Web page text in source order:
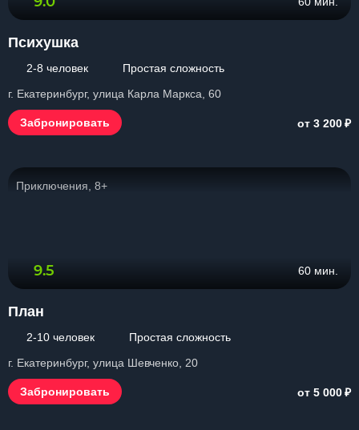
Психушка
2-8 человек
Простая сложность
г. Екатеринбург, улица Карла Маркса, 60
Забронировать от 3 200₽
Приключения, 8+
9.5 60 мин.
План
2-10 человек
Простая сложность
г. Екатеринбург, улица Шевченко, 20
Забронировать от 5 000₽